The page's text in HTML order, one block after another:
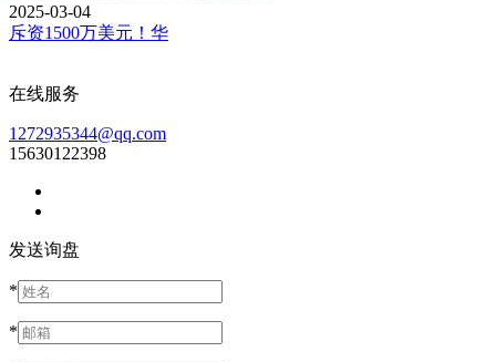
2025-03-04
斥资1500万美元！华
在线服务
1272935344@qq.com
15630122398
发送询盘
*
*